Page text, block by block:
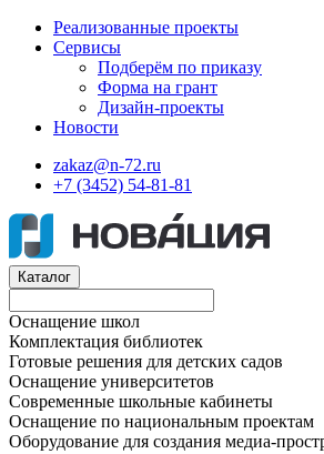
Реализованные проекты
Сервисы
Подберём по приказу
Форма на грант
Дизайн-проекты
Новости
zakaz@n-72.ru
+7 (3452) 54-81-81
Каталог
Оснащение школ
Комплектация библиотек
Готовые решения для детских садов
Оснащение университетов
Современные школьные кабинеты
Оснащение по национальным проектам
Оборудование для создания медиа-